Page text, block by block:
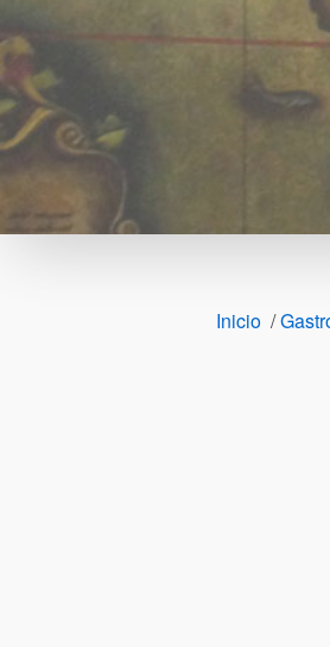
Inicio /